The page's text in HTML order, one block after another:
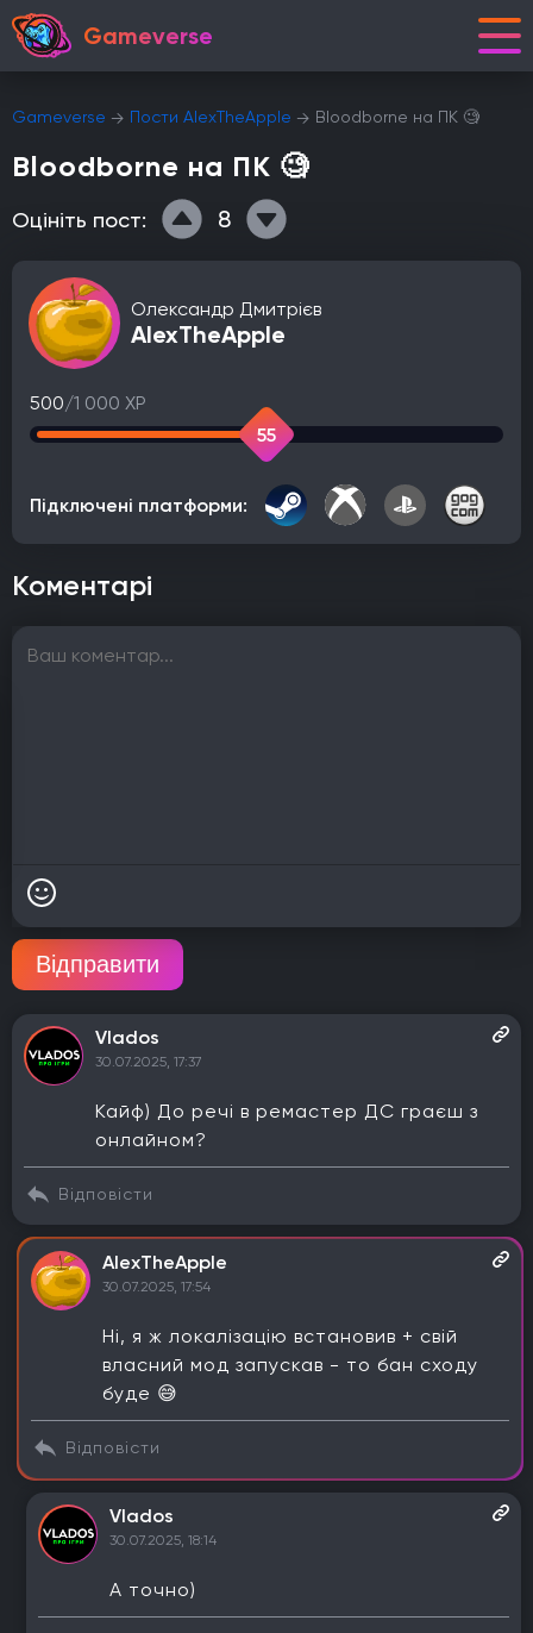
Gameverse
Gameverse Пости AlexTheApple Bloodborne на ПК 🧐
Bloodborne на ПК 🧐
Оцініть пост: 8
Олександр Дмитрієв
AlexTheApple
500/1 000 XP
55
Підключені платформи:
Коментарі
Відправити
Vlados
30.07.2025, 17:37
Кайф) До речі в ремастер ДС граєш з
онлайном?
Відповісти
AlexTheApple
30.07.2025, 17:54
Ні, я ж локалізацію встановив + свій
власний мод запускав - то бан сходу
буде 😅
Відповісти
Vlados
30.07.2025, 18:14
А точно)